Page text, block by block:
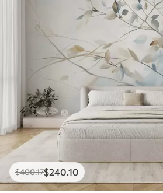
$400.17$240 .10